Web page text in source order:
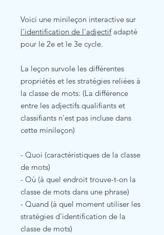
Voici une minileçon interactive sur
l'identification de l'adjectifadapté
pour le 2e et le 3e cycle.
La leçon survole les différentes
propriétés et les stratégies reliées à
la classe de mots: (La différence
entre les adjectifs qualifiants et
classifiants n'est pas incluse dans
cette minileçon)
- Quoi (caractéristiques de la classe
de mots)
- Où (à quel endroit trouve-t-on la
classe de mots dans une phrase)
- Quand (à quel moment utiliser les
stratégies d'identification de la
classe de mots)